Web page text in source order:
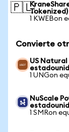
🇵🇱
1 KWEBon
Convierte
US Natural
1 UNGon
NuScale
1 SMRon